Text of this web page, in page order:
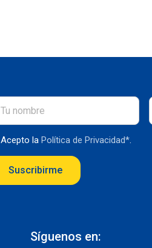
Acepto la Política de Privacidad*.
Suscribirme
Síguenos en: